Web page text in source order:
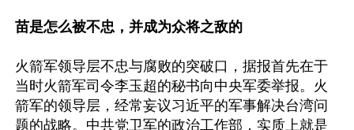
苗是怎么被不忠，并成为众将之敌的
火箭军领导层不忠与腐败的突破口，据报首先在于
当时火箭军司令李玉超的秘书向中央军委举报。火
箭军的领导层，经常妄议习近平的军事解决台湾问
题的战略。中共党卫军的政治工作部，实质上就是